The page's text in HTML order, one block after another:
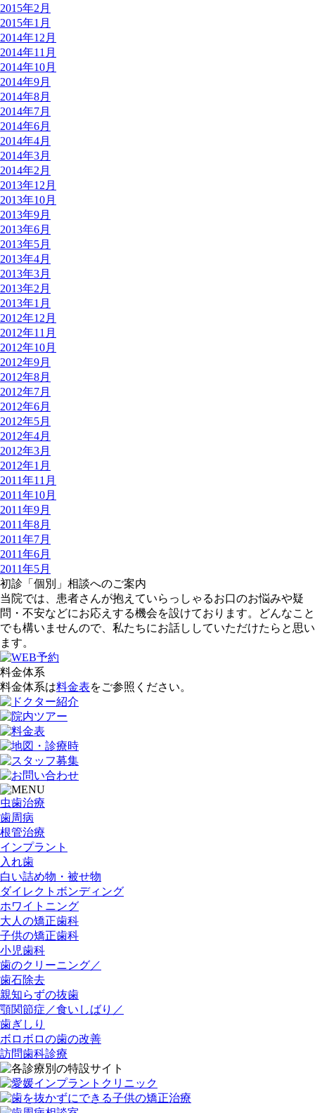
2015年2月
2015年1月
2014年12月
2014年11月
2014年10月
2014年9月
2014年8月
2014年7月
2014年6月
2014年4月
2014年3月
2014年2月
2013年12月
2013年10月
2013年9月
2013年6月
2013年5月
2013年4月
2013年3月
2013年2月
2013年1月
2012年12月
2012年11月
2012年10月
2012年9月
2012年8月
2012年7月
2012年6月
2012年5月
2012年4月
2012年3月
2012年1月
2011年11月
2011年10月
2011年9月
2011年8月
2011年7月
2011年6月
2011年5月
初診「個別」相談へのご案内
当院では、患者さんが抱えていらっしゃるお口のお悩みや疑
問・不安などにお応えする機会を設けております。どんなこと
でも構いませんので、私たちにお話ししていただけたらと思い
ます。
料金体系
料金体系は料金表をご参照ください。
虫歯治療
歯周病
根管治療
インプラント
入れ歯
白い詰め物・被せ物
ダイレクトボンディング
ホワイトニング
大人の矯正歯科
子供の矯正歯科
小児歯科
歯のクリーニング／
歯石除去
親知らずの抜歯
顎関節症／食いしばり／
歯ぎしり
ボロボロの歯の改善
訪問歯科診療